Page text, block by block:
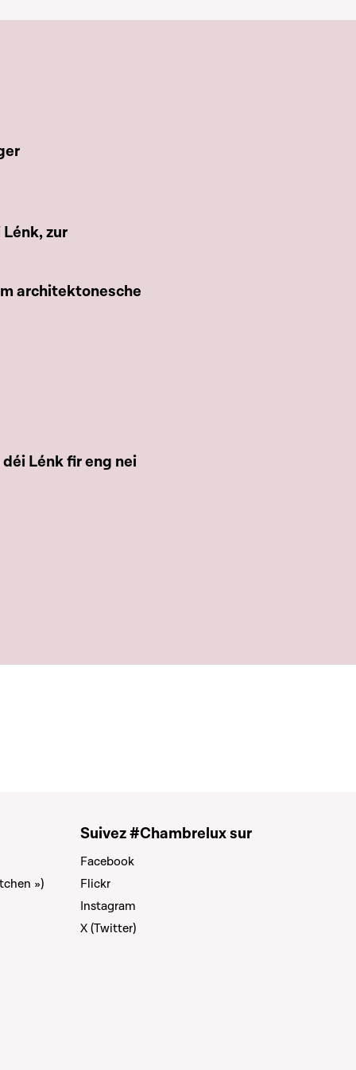
zur
architektonesche
Lénk fir eng nei
»)
Suivez #Chambrelux sur
Facebook
Flickr
Instagram
X (Twitter)